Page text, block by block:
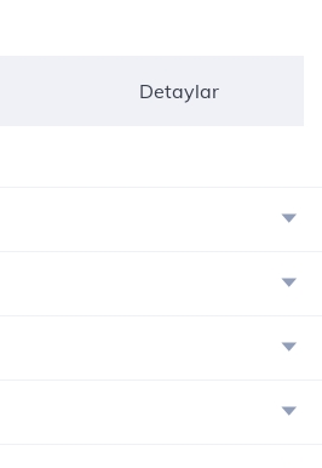
Detaylar